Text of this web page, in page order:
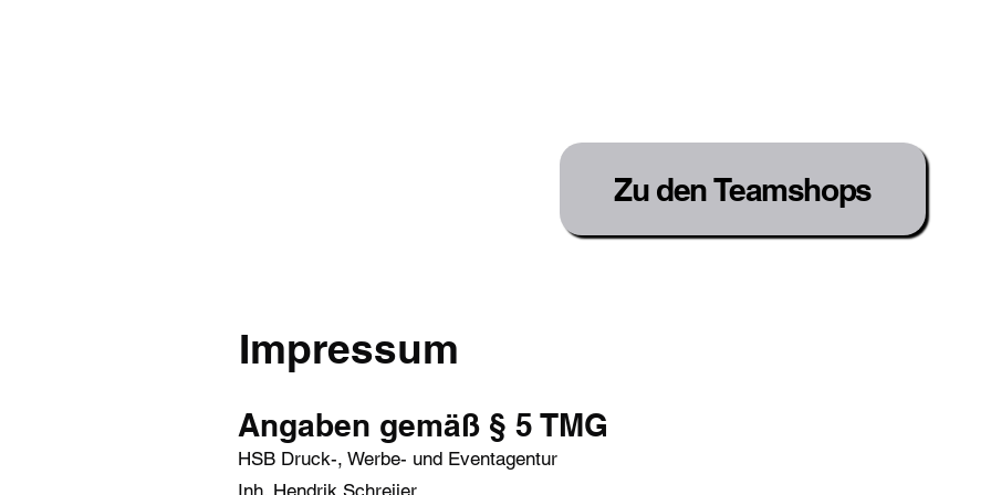
Zu den Teamshops
Impressum
Angaben gemäß § 5 TMG
HSB Druck-, Werbe- und Eventagentur
Inh. Hendrik Schreijer